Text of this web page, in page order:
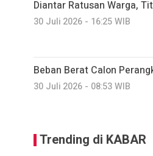
Diantar Ratusan Warga,
30 Juli 2026 - 16:25 WIB
Beban Berat Calon
30 Juli 2026 - 08:53 WIB
Trending di KABAR